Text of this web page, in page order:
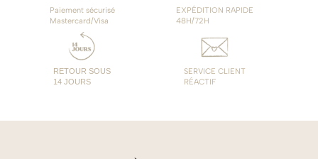
Paiement sécurisé
Mastercard/Visa
EXPÉDITION RAPIDE
48H/72H
RETOUR SOUS
14 JOURS
SERVICE CLIENT
RÉACTIF